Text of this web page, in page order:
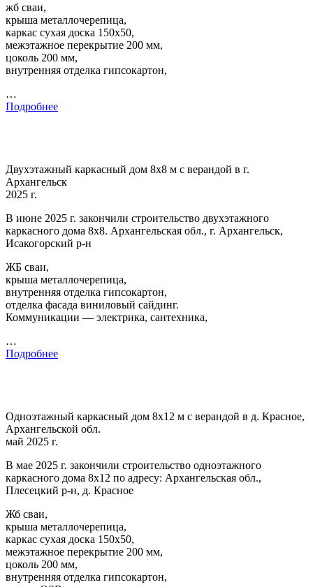
жб сваи,
крыша металлочерепица,
каркас сухая доска 150х50,
межэтажное перекрытие 200 мм,
цоколь 200 мм,
внутренняя отделка гипсокартон,
…
Подробнее
Двухэтажный каркасный дом 8х8 м с верандой в г.
Архангельск
2025 г.
В июне 2025 г. закончили строительство двухэтажного
каркасного дома 8х8. Архангельская обл., г. Архангельск,
Исакогорский р-н
ЖБ сваи,
крыша металлочерепица,
внутренняя отделка гипсокартон,
отделка фасада виниловый сайдинг.
Коммуникации — электрика, сантехника,
…
Подробнее
Одноэтажный каркасный дом 8х12 м с верандой в д. Красное,
Архангельской обл.
май 2025 г.
В мае 2025 г. закончили строительство одноэтажного
каркасного дома 8х12 по адресу: Архангельская обл.,
Плесецкий р-н, д. Красное
Жб сваи,
крыша металлочерепица,
каркас сухая доска 150х50,
межэтажное перекрытие 200 мм,
цоколь 200 мм,
внутренняя отделка гипсокартон,